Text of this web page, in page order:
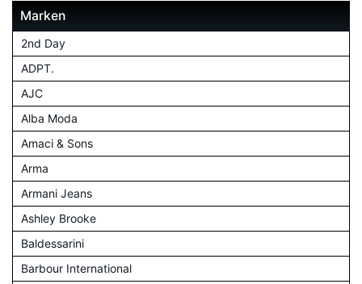
Marken
2nd Day
ADPT.
AJC
Alba Moda
Amaci & Sons
Arma
Armani Jeans
Ashley Brooke
Baldessarini
Barbour International